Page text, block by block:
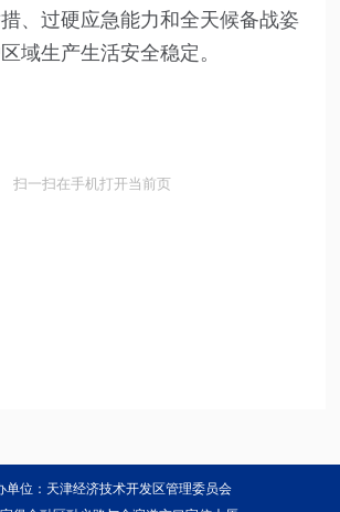
、过硬应急能力和全天候备战姿
域生产生活安全稳定。
扫一扫在手机打开当前页
单位：天津经济技术开发区管理委员会